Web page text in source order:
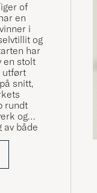
of
en
i
og
har
en stolt
utført
snitt,
rundt
og
av både